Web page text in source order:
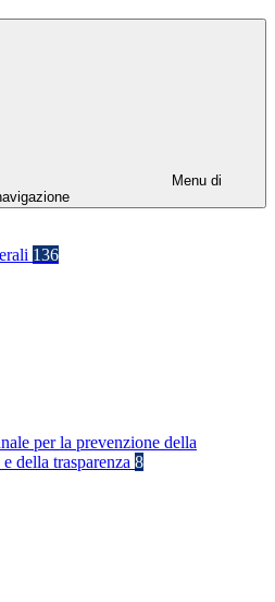
Menu di
136
per la prevenzione della
della trasparenza 8